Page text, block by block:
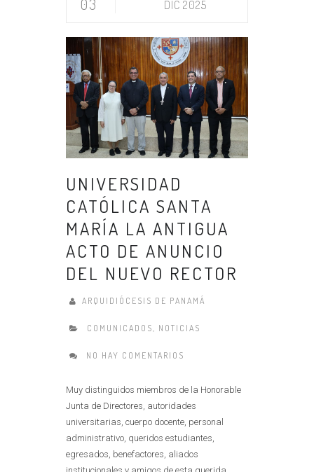
03 DIC 2025
UNIVERSIDAD
CATÓLICA SANTA
MARÍA LA ANTIGUA
ACTO DE ANUNCIO
DEL NUEVO RECTOR
ARQUIDIÓCESIS DE PANAMÁ
COMUNICADOS, NOTICIAS
NO HAY COMENTARIOS
Muy distinguidos miembros de la Honorable
Junta de Directores, autoridades
universitarias, cuerpo docente, personal
administrativo, queridos estudiantes,
egresados, benefactores, aliados